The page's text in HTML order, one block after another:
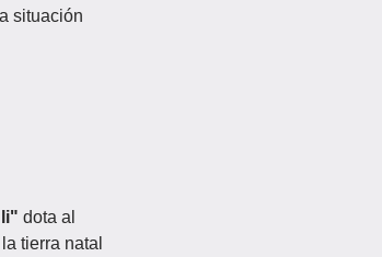
situación
dota al
tierra natal